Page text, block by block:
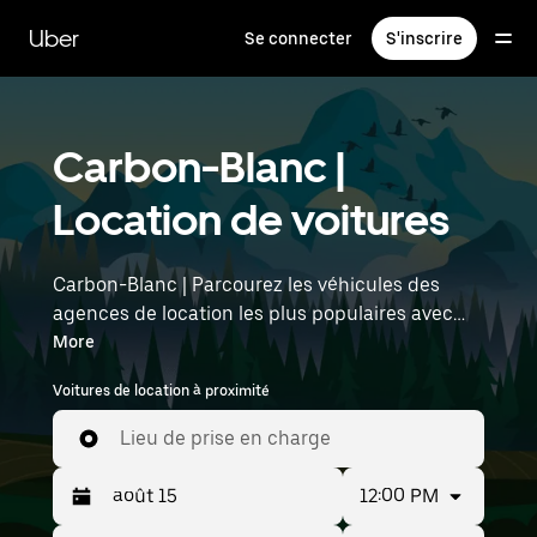
contenu
principal
Uber Se connecter S'inscrire
Carbon-Blanc |
Location de voitures
Carbon-Blanc | Parcourez les véhicules des
agences de location les plus populaires avec
Uber Rent. Des voitures électriques aux berlines
de luxe en passant par les SUV, vous trouverez
des véhicules adaptés aux voyageurs en solo et
aux groupes comptant jusqu'à sept personnes.
Saisissez l'heure et l'emplacement (par
exemple : Bordeaux–Mérignac Airport) pour
trouver des voitures de location à proximité.
More
Voitures de location à proximité
Lieu de prise en charge
12:00 PM